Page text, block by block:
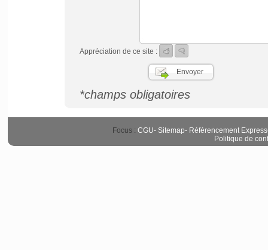
Appréciation de ce site :
*champs obligatoires
Focus : CGU- Sitemap- Référencement Express
Politique de